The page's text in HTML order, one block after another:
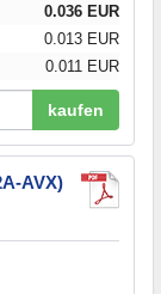
0.036 EUR
0.013 EUR
0.011 EUR
kaufen
AVX)